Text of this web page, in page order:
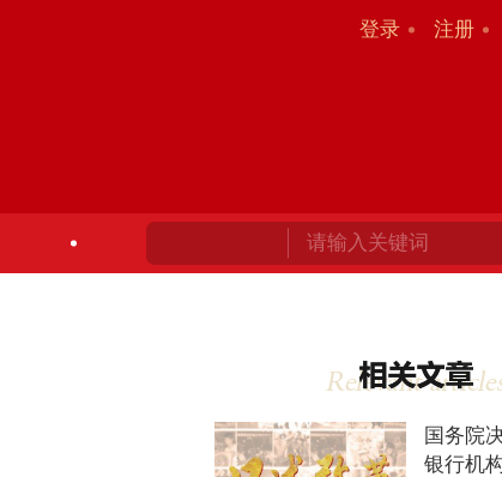
登录 注册
国务院
银行机